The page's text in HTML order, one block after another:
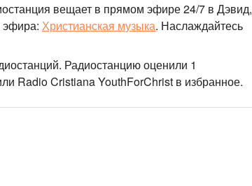
вещает в прямом эфире 24/7 в Дэвид,
Христианская музыка. Наслаждайтесь
. Радиостанцию оценили 1
Radio Cristiana YouthForChrist в избранное.